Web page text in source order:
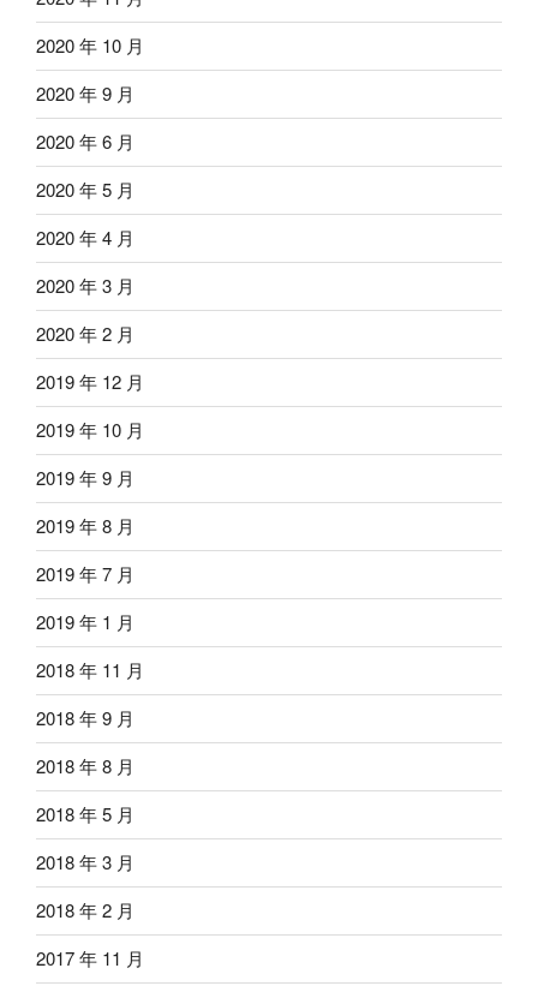
2020 年 10 月
2020 年 9 月
2020 年 6 月
2020 年 5 月
2020 年 4 月
2020 年 3 月
2020 年 2 月
2019 年 12 月
2019 年 10 月
2019 年 9 月
2019 年 8 月
2019 年 7 月
2019 年 1 月
2018 年 11 月
2018 年 9 月
2018 年 8 月
2018 年 5 月
2018 年 3 月
2018 年 2 月
2017 年 11 月